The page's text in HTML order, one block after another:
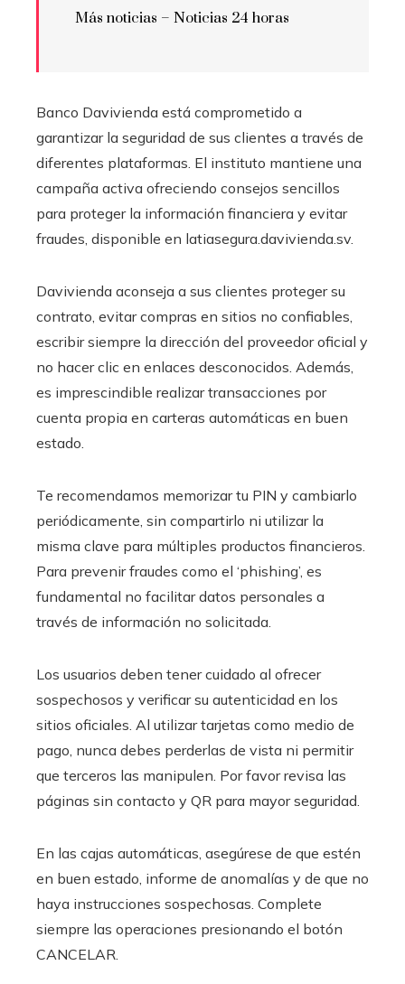
Más noticias – Noticias 24 horas
Banco Davivienda está comprometido a
garantizar la seguridad de sus clientes a través de
diferentes plataformas. El instituto mantiene una
campaña activa ofreciendo consejos sencillos
para proteger la información financiera y evitar
fraudes, disponible en latiasegura.davivienda.sv.
Davivienda aconseja a sus clientes proteger su
contrato, evitar compras en sitios no confiables,
escribir siempre la dirección del proveedor oficial y
no hacer clic en enlaces desconocidos. Además,
es imprescindible realizar transacciones por
cuenta propia en carteras automáticas en buen
estado.
Te recomendamos memorizar tu PIN y cambiarlo
periódicamente, sin compartirlo ni utilizar la
misma clave para múltiples productos financieros.
Para prevenir fraudes como el ‘phishing’, es
fundamental no facilitar datos personales a
través de información no solicitada.
Los usuarios deben tener cuidado al ofrecer
sospechosos y verificar su autenticidad en los
sitios oficiales. Al utilizar tarjetas como medio de
pago, nunca debes perderlas de vista ni permitir
que terceros las manipulen. Por favor revisa las
páginas sin contacto y QR para mayor seguridad.
En las cajas automáticas, asegúrese de que estén
en buen estado, informe de anomalías y de que no
haya instrucciones sospechosas. Complete
siempre las operaciones presionando el botón
CANCELAR.